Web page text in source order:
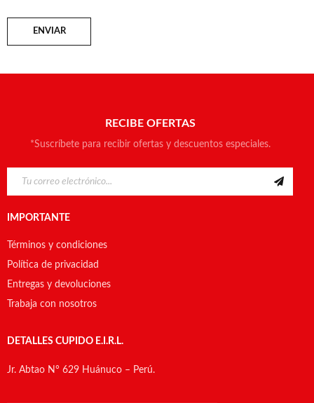
ENVIAR
RECIBE OFERTAS
*Suscríbete para recibir ofertas y descuentos especiales.
IMPORTANTE
Términos y condiciones
Política de privacidad
Entregas y devoluciones
Trabaja con nosotros
DETALLES CUPIDO E.I.R.L.
Jr. Abtao N° 629 Huánuco – Perú.